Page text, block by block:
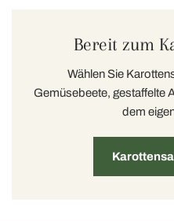
Bereit zum
Wählen Sie
Gemüsebeete, gestaffelte
dem